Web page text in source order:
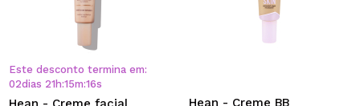
Este desconto termina em:
02dias 21 h:15m:15s
Hean - Creme BB